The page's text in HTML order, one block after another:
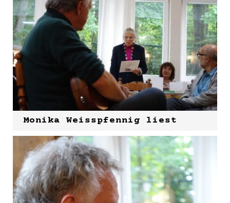
Monika Weisspfennig liest